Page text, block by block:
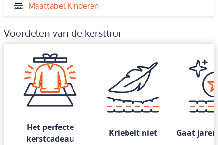
Maattabel Kinderen
Voordelen van de kersttrui
Het perfecte
kerstcadeau
Kriebelt niet Gaat